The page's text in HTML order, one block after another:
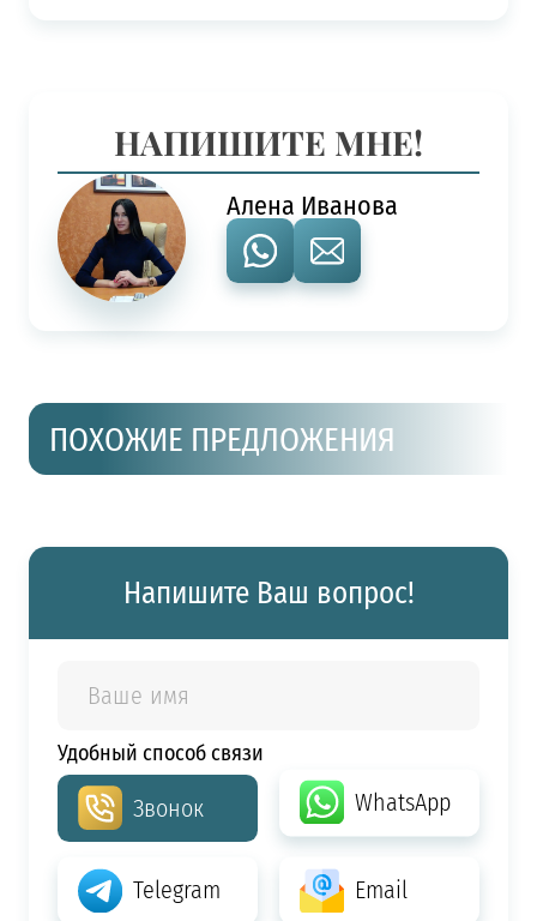
НАПИШИТЕ МНЕ!
Алена Иванова
ПОХОЖИЕ ПРЕДЛОЖЕНИЯ
Напишите Ваш вопрос!
Удобный способ связи
Звонок WhatsApp
Telegram Email